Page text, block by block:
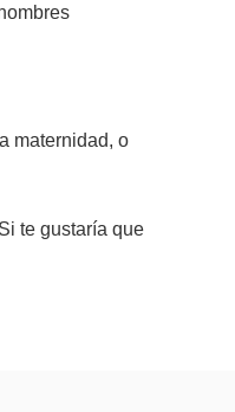
maternidad, o
te gustaría que